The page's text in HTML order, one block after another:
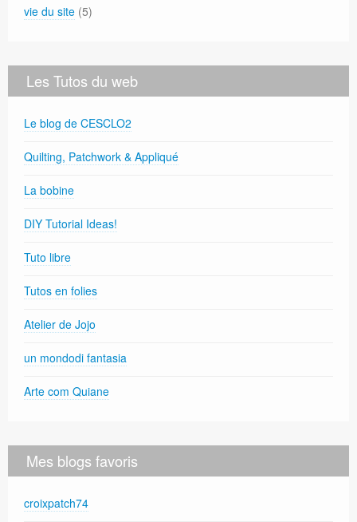
vie du site (5)
Les Tutos du web
Le blog de CESCLO2
Quilting, Patchwork & Appliqué
La bobine
DIY Tutorial Ideas!
Tuto libre
Tutos en folies
Atelier de Jojo
un mondodi fantasia
Arte com Quiane
Mes blogs favoris
croixpatch74